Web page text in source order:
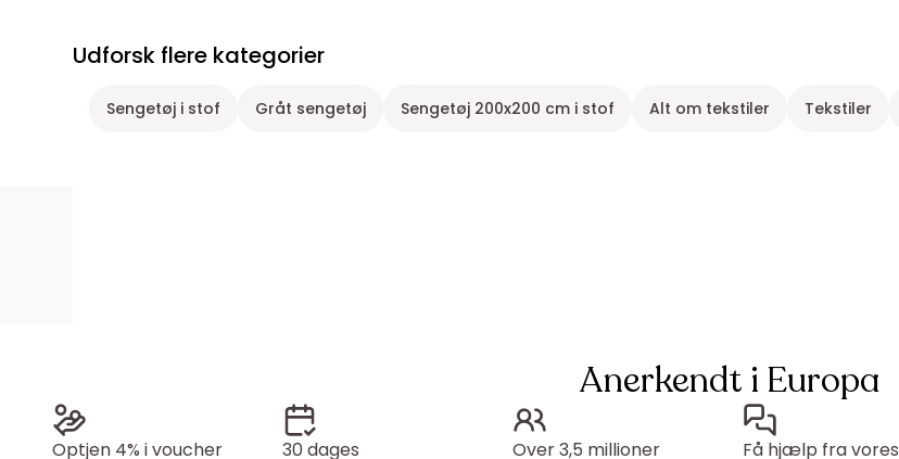
Udforsk flere kategorier
Sengetøj i stof Gråt sengetøj Sengetøj 200x200 cm i stof Alt om tekstiler Tekstiler
Anerkendt i Europa
Optjen 4% i voucher
30 dages
Over 3,5 millioner
Få hjælp fra vores